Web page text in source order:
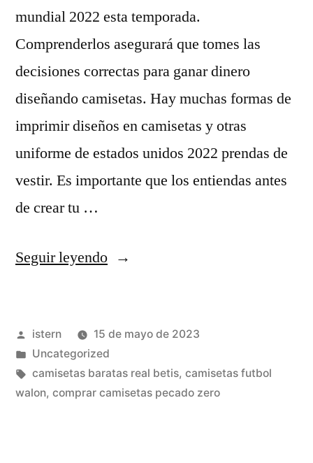
mundial 2022 esta temporada.
Comprenderlos asegurará que tomes las
decisiones correctas para ganar dinero
diseñando camisetas. Hay muchas formas de
imprimir diseños en camisetas y otras
uniforme de estados unidos 2022 prendas de
vestir. Es importante que los entiendas antes
de crear tu …
Seguir leyendo«equipo
ingles
camiseta
republica»
Publicado
por
istern
15 de mayo de 2023
Publicado
en
Uncategorized
Etiquetas:
camisetas baratas real betis, camisetas futbol
walon, comprar camisetas pecado zero